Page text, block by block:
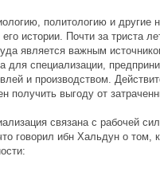
политологию и другие
истории. Почти за триста
является важным
для специализации,
и производством.
получить выгоду от
связана с рабочей
говорил ибн Хальдун о том,